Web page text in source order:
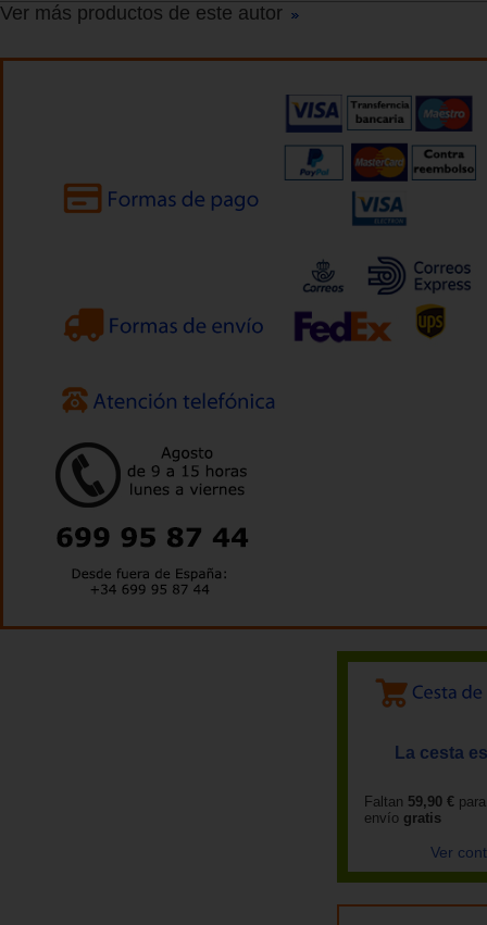
Ver más productos de este autor
La cesta
Faltan 59,90 €
envío gratis
Ver